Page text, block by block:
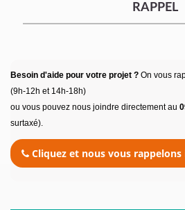
RAPPEL
Besoin d'aide pour votre projet ? On vous
(9h-12h et 14h-18h)
ou vous pouvez nous joindre directement au
surtaxé).
Cliquez et nous vous